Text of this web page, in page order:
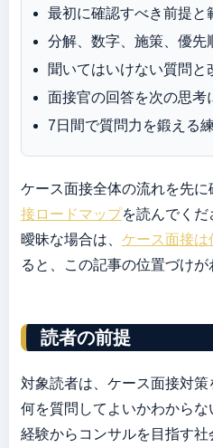
最初に確認すべき前提と
分解、数字、施策、優先
聞いてはいけない質問と
面接官の回答を次の思考
7日間で質問力を鍛える
ケース面接全体の流れを先に
接ロードマップを読んでくだ
曖昧な場合は、 ケース面接は
ると、この記事の位置づけが
読者の前提
対象読者は、ケース面接対
何を質問してよいかわから
経験からコンサルを目指す